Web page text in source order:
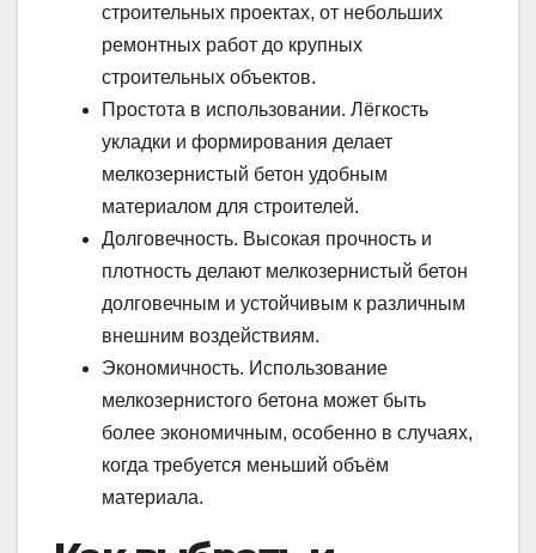
строительных проектах, от небольших
ремонтных работ до крупных
строительных объектов.
Простота в использовании. Лёгкость
укладки и формирования делает
мелкозернистый бетон удобным
материалом для строителей.
Долговечность. Высокая прочность и
плотность делают мелкозернистый бетон
долговечным и устойчивым к различным
внешним воздействиям.
Экономичность. Использование
мелкозернистого бетона может быть
более экономичным, особенно в случаях,
когда требуется меньший объём
материала.